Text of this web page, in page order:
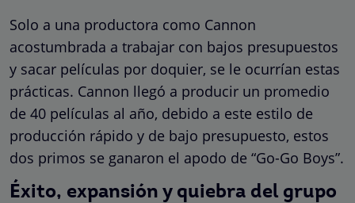
Solo a una productora como Cannon
acostumbrada a trabajar con bajos presupuestos
y sacar películas por doquier, se le ocurrían estas
prácticas. Cannon llegó a producir un promedio
de 40 películas al año, debido a este estilo de
producción rápido y de bajo presupuesto, estos
dos primos se ganaron el apodo de “Go-Go Boys”.
Éxito, expansión y quiebra del grupo